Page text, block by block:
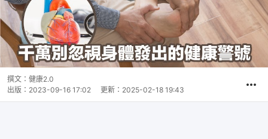
撰文： 健康2.0
出版： 2023-09-16 17:02 更新： 2025-02-18 19:43